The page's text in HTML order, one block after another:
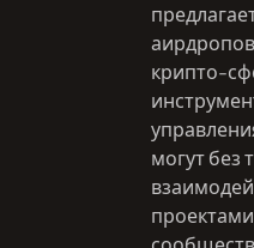
крипто-
могут без